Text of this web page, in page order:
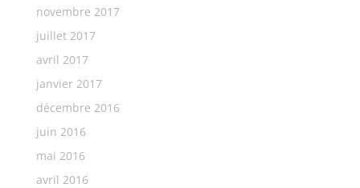
novembre 2017
juillet 2017
avril 2017
janvier 2017
décembre 2016
juin 2016
mai 2016
avril 2016